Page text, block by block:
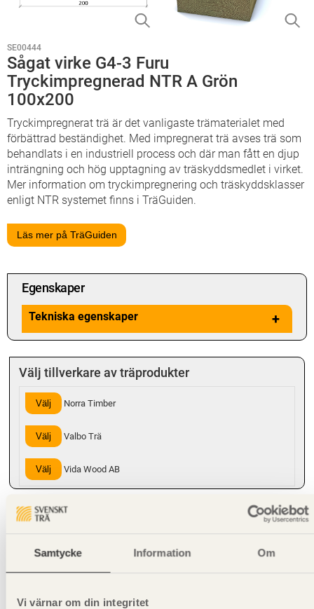
Samtycke Information Om
Vi värnar om din integritet
SE00444
Sågat virke G4-3 Furu
Tryckimpregnerad NTR A Grön
100x200
Tryckimpregnerat trä är det vanligaste trämaterialet med
förbättrad beständighet. Med impregnerat trä avses trä som
behandlats i en industriell process och där man fått en djup
inträngning och hög upptagning av träskyddsmedlet i virket.
Mer information om tryckimpregnering och träskyddsklasser
enligt NTR systemet finns i TräGuiden.
Läs mer på TräGuiden
Egenskaper
Tekniska egenskaper +
Välj tillverkare av träprodukter
Välj Norra Timber
Välj Valbo Trä
Välj Vida Wood AB
Hanteringsinstruktioner
Giltighet